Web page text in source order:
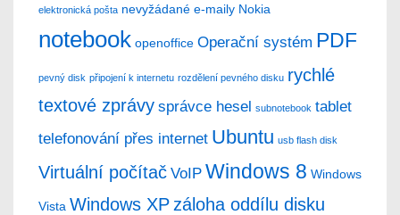
elektronická pošta nevyžádané e-maily Nokia
notebook openoffice Operační systém PDF
pevný disk připojení k internetu rozdělení pevného disku rychlé
textové zprávy správce hesel subnotebook tablet
telefonování přes internet Ubuntu usb flash disk
Virtuální počítač VoIP Windows 8 Windows
Vista Windows XP záloha oddílu disku